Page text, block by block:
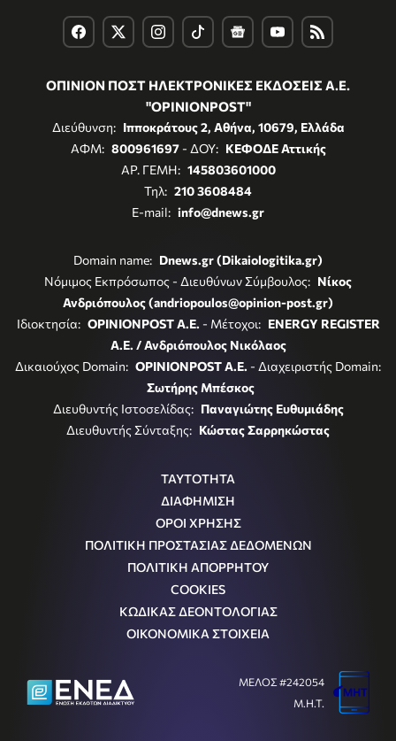
ΟΠΙΝΙΟΝ ΠΟΣΤ ΗΛΕΚΤΡΟΝΙΚΕΣ ΕΚΔΟΣΕΙΣ Α.Ε.
"OPINIONPOST"
Διεύθυνση: Ιπποκράτους 2, Αθήνα, 10679, Ελλάδα
ΑΦΜ: 800961697- ΔΟΥ: ΚΕΦΟΔΕ Αττικής
ΑΡ. ΓΕΜΗ: 145803601000
Τηλ: 210 3608484
E-mail: info@dnews.gr
Domain name: Dnews.gr (Dikaiologitika.gr)
Νόμιμος Εκπρόσωπος - Διευθύνων Σύμβουλος: Νίκος
Ανδριόπουλος (andriopoulos@opinion-post.gr)
Ιδιοκτησία: OPINIONPOST A.E. - Μέτοχοι: ENERGY REGISTER
Α.Ε. / Ανδριόπουλος Νικόλαος
Δικαιούχος Domain: OPINIONPOST A.E. - Διαχειριστής Domain:
Σωτήρης Μπέσκος
Διευθυντής Ιστοσελίδας: Παναγιώτης Ευθυμιάδης
Διευθυντής Σύνταξης: Κώστας Σαρρηκώστας
ΤΑΥΤΟΤΗΤΑ
ΔΙΑΦΗΜΙΣΗ
ΟΡΟΙ ΧΡΗΣΗΣ
ΠΟΛΙΤΙΚΗ ΠΡΟΣΤΑΣΙΑΣ ΔΕΔΟΜΕΝΩΝ
ΠΟΛΙΤΙΚΗ ΑΠΟΡΡΗΤΟΥ
COOKIES
ΚΩΔΙΚΑΣ ΔΕΟΝΤΟΛΟΓΙΑΣ
ΟΙΚΟΝΟΜΙΚΑ ΣΤΟΙΧΕΙΑ
ΜΕΛΟΣ #242054
Μ.Η.Τ.